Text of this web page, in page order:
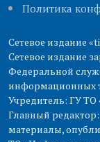
Политика
Сетевое издание
Сетевое издание
Федеральной
информационных
Учредитель: ГУ ТО
Главный
материалы,